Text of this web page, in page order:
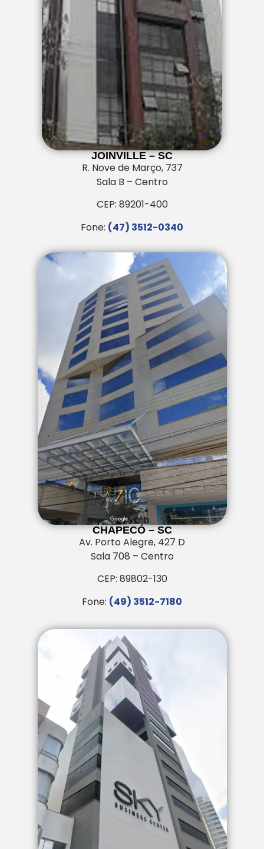
JOINVILLE – SC
R. Nove de Março, 737
Sala B – Centro
CEP: 89201-400
Fone: (47) 3512-0340
CHAPECÓ – SC
Av. Porto Alegre, 427 D
Sala 708 – Centro
CEP: 89802-130
Fone: (49) 3512-7180